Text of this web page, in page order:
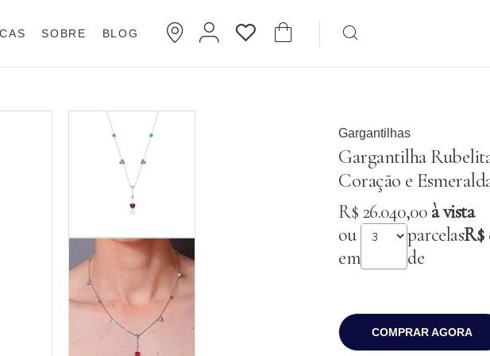
Brincos
Cartier
SOBRE BLOG
Gargantilhas
Gargantilha
Coração e
R$ 26.040,00à vista
ou
em
parcelas
de
R$
COMPRAR AGORA